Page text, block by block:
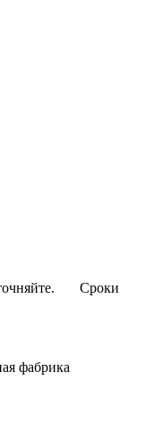
Сроки
фабрика